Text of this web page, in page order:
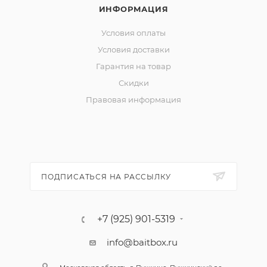
ИНФОРМАЦИЯ
Условия оплаты
Условия доставки
Гарантия на товар
Скидки
Правовая информация
ПОДПИСАТЬСЯ НА РАССЫЛКУ
+7 (925) 901-5319
info@baitbox.ru